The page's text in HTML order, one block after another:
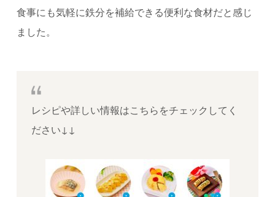
食事にも気軽に鉄分を補給できる便利な食材だと感じ
ました。
レシピや詳しい情報はこちらをチェックしてく
ださい↓↓